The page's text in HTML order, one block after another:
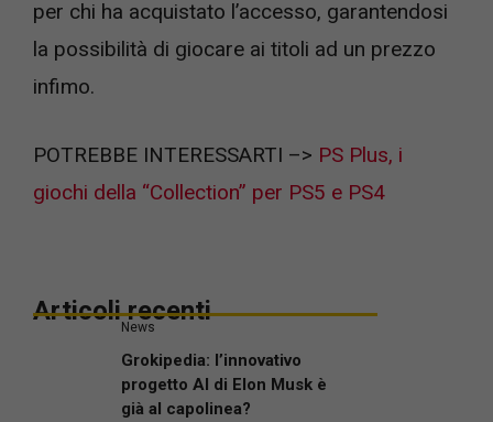
per chi ha acquistato l’accesso, garantendosi
la possibilità di giocare ai titoli ad un prezzo
infimo.
POTREBBE INTERESSARTI –> PS Plus, i
giochi della “Collection” per PS5 e PS4
Articoli recenti
News
Grokipedia: l’innovativo
progetto AI di Elon Musk è
già al capolinea?